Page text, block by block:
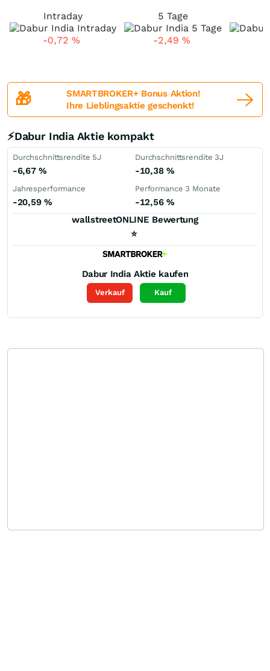
Intraday
-0,72 %
5 Tage
-2,49 %
🎁
SMARTBROKER+ Bonus Aktion!
Ihre Lieblingsaktie geschenkt!
⚡Dabur India Aktie kompakt
Durchschnittsrendite 5J
-6,67%
Durchschnittsrendite 3J
-10,38 %
Jahresperformance
-20,59 %
Performance 3 Monate
-12,56 %
wallstreetONLINE Bewertung
⭐
Dabur India Aktie kaufen
Verkauf Kauf